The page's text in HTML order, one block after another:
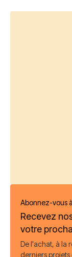
Abonnez-vous
Recevez
votre
De l'achat, à la
derniers projets